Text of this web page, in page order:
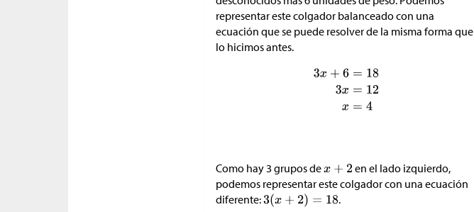
representar este colgador balanceado con una
ecuación que se puede resolver de la misma forma que
lo hicimos antes.
Como hay 3 grupos de
en el lado izquierdo,
podemos representar este colgador con una ecuación
diferente:
.